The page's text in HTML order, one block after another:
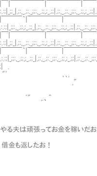
|￣￣￣￣￣|￣￣￣￣￣|￣￣
￣｀|￣￣￣￣￣|￣￣￣￣
|￣￣￣￣￣|￣￣￣￣￣|￣￣
￣｀|￣￣￣￣￣|￣￣￣￣
"ﾞ ､､,
｡ ,"
、^
張ってお金を稼いだお
たお！